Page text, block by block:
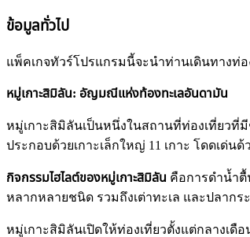
ข้อมูลทั่วไป
แพ็คเกจทัวร์โปรแกรมนี้จะนำท่านเดินทางท่อ
หมู่เกาะสิมิลัน: อัญมณีแห่งท้องทะเลอันดามัน
หมู่เกาะสิมิลันเป็นหนึ่งในสถานที่ท่องเที่ยวที่
ประกอบด้วยเกาะเล็กใหญ่ 11 เกาะ โดดเด่
กิจกรรมไฮไลต์ของหมู่เกาะสิมิลัน คือการดำน้ำตื้
หลากหลายชนิด รวมถึงเต่าทะเล และปลาก
หมู่เกาะสิมิลันเปิดให้ท่องเที่ยวตั้งแต่กลางเ